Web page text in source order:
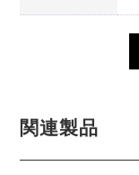
関連製品